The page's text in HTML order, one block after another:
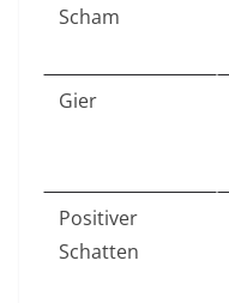
Scham
Gier
Positiver
Schatten